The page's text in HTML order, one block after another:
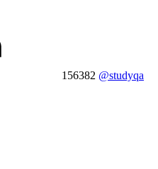
156382 @studyqa